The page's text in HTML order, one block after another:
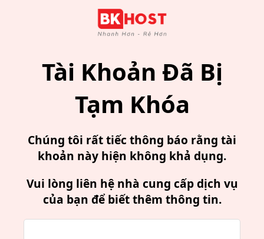
Tài Khoản Đã Bị
Tạm Khóa
Chúng tôi rất tiếc thông báo rằng tài
khoản này hiện không khả dụng.
Vui lòng liên hệ nhà cung cấp dịch vụ
của bạn để biết thêm thông tin.